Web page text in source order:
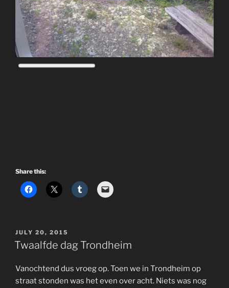
Share this:
POSTED
ON
JULY 20, 2015
Twaalfde dag Trondheim
Vanochtend dus vroeg op. Toen we in Trondheim op
straat stonden was het even over acht. Niets was nog